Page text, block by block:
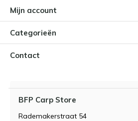
Mijn account
Categorieën
Contact
BFP Carp Store
Rademakerstraat 54